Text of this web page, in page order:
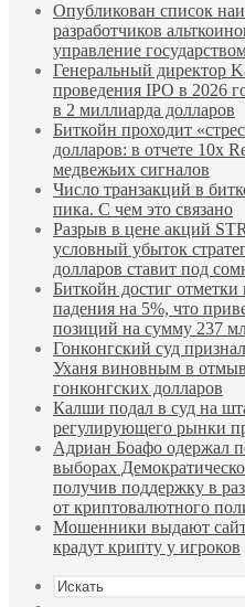
Опубликован список
разработчиков
управление
Генеральный директор
проведения IPO в 2026
в 2 миллиарда долларов
Биткойн проходит
долларов: в отчете 10x
медвежьих сигналов
Число транзакций в
пика. С чем это связано
Разрыв в цене акций
условный убыток
долларов ставит под
Биткойн достиг отметки
падения на 5%, что
позиций на сумму 237
Гонконгский суд
Уханя виновным в
гонконгских долларов
Калши подал в суд на
регулирующего рынки
Адриан Боафо одержал
выборах
получив поддержку в
от криптовалютного
Мошенники выдают
крадут крипту у игроков